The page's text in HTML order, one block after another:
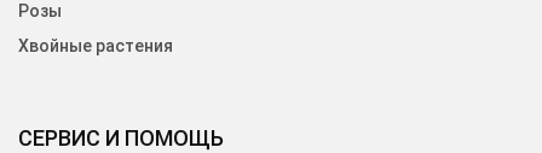
СЕРВИС И ПОМОЩЬ
Розы
Хвойные растения